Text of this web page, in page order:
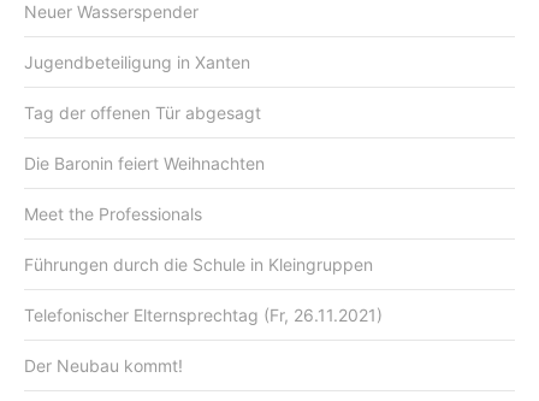
Neuer Wasserspender
Jugendbeteiligung in Xanten
Tag der offenen Tür abgesagt
Die Baronin feiert Weihnachten
Meet the Professionals
Führungen durch die Schule in Kleingruppen
Telefonischer Elternsprechtag (Fr, 26.11.2021)
Der Neubau kommt!